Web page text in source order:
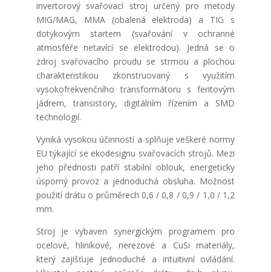
invertorový svařovací stroj určený pro metody
MIG/MAG, MMA (obalená elektroda) a TIG s
dotykovým startem (svařování v ochranné
atmosféře netavící se elektrodou). Jedná se o
zdroj svařovacího proudu se strmou a plochou
charakteristikou zkonstruovaný s využitím
vysokofrekvenčního transformátoru s feritovým
jádrem, transistory, digitálním řízením a SMD
technologií.
Vyniká vysokou účinností a splňuje veškeré normy
EU týkající se ekodesignu svařovacích strojů. Mezi
jeho přednosti patří stabilní oblouk, energeticky
úsporný provoz a jednoduchá obsluha. Možnost
použití drátu o průměrech 0,6 / 0,8 / 0,9 / 1,0 / 1,2
mm.
Stroj je vybaven synergickým programem pro
ocelové, hliníkové, nerezové a CuSi materiály,
který zajišťuje jednoduché a intuitivní ovládání.